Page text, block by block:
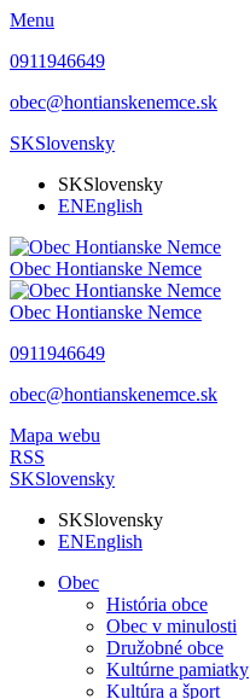
Menu
0911946649
obec@hontianskenemce.sk
SKSlovensky
SKSlovensky
ENEnglish
Obec Hontianske Nemce
Obec Hontianske Nemce
0911946649
obec@hontianskenemce.sk
Mapa webu
RSS
SKSlovensky
SKSlovensky
ENEnglish
Obec
História obce
Obec v minulosti
Družobné obce
Kultúrne pamiatky
Kultúra a šport